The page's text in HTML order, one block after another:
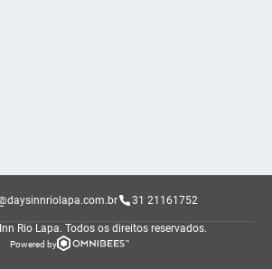
31 21161752
Rio Lapa. Todos os direitos reservados.
Powered by